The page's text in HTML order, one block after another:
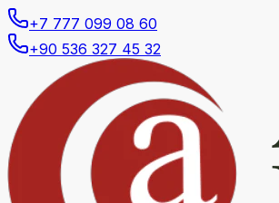
+7 777 099 08 60
+90 536 327 45 32